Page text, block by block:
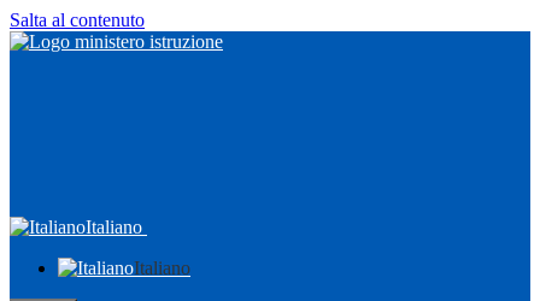
Salta al contenuto
Italiano
Italiano